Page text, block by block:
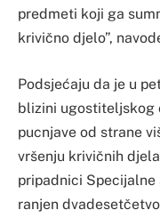
predmeti koji ga
krivično djelo”,
Podsjećaju da je u
blizini ugostiteljskog
pucnjave od strane
vršenju krivičnih
pripadnici
ranjen